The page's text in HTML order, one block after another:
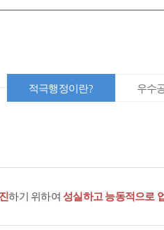
적극행정이란? 우수
하기 위하여 성실하고 능동적으로